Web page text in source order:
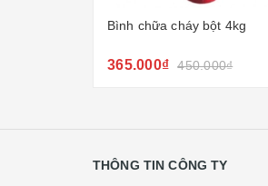
Bình chữa cháy bột 4kg
365.000₫ 450.000₫
THÔNG TIN CÔNG TY